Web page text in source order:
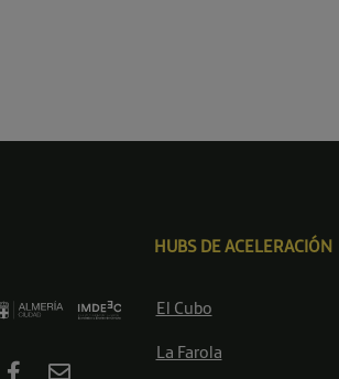
HUBS DE ACELERACIÓN
El Cubo
La Farola